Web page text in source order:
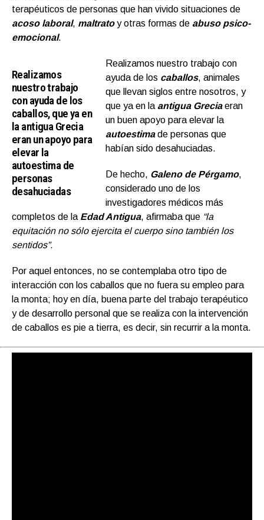
terapéuticos de personas que han vivido situaciones de
acoso laboral, maltratoy otras formas de abuso psico-
emocional.
Realizamos
nuestro trabajo
con ayuda de los
caballos, que ya en
la antigua Grecia
eran un apoyo para
elevar la
autoestima de
personas
desahuciadas
Realizamos nuestro trabajo con
ayuda de los caballos, animales
que llevan siglos entre nosotros, y
que ya en la antigua Greciaeran
un buen apoyo para elevar la
autoestimade personas que
habían sido desahuciadas.
De hecho, Galeno de Pérgamo,
considerado uno de los
investigadores médicos más
completos de la Edad Antigua, afirmaba que “la
equitación no sólo ejercita el cuerpo sino también los
sentidos”.
Por aquel entonces, no se contemplaba otro tipo de
interacción con los caballos que no fuera su empleo para
la monta; hoy en día, buena parte del trabajo terapéutico
y de desarrollo personal que se realiza con la intervención
de caballos es pie a tierra, es decir, sin recurrir a la monta.